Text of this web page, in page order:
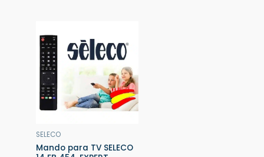
SELECO
Mando para TV SELECO